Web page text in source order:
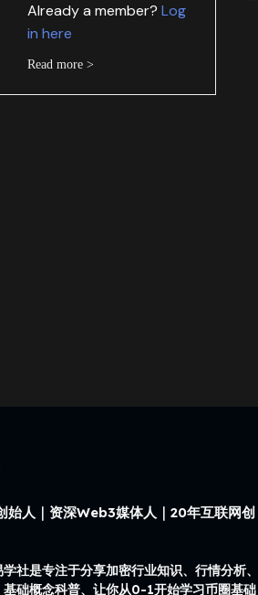
Already a member? Log
in here
Read more >
始人｜资深Web3媒体人｜20年互联网创
社是专注于分享加密行业知识、行情分析、
基础概念科普、让你从0-1开始学习币圈基础